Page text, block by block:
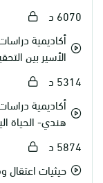
6070 د
أكاديمية
الأسير بين
5314 د
أكاديمية
هندي- الحياة
5874 د
حيثيات اعتقال